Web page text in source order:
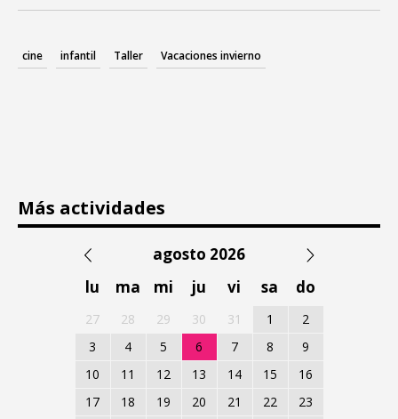
cine infantil Taller Vacaciones invierno
Más actividades
agosto 2026
lu
ma mi ju vi sa do
27 28 29 30 31 1
2
3
4 5 6 7 8
9
10
11 12 13 14 15
16
17
18 19 20 21 22
23